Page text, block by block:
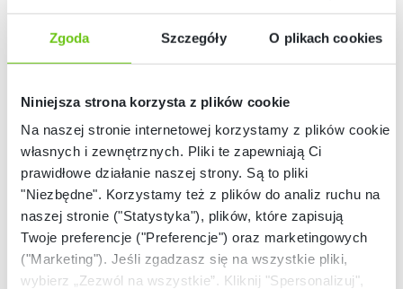
Zgoda Szczegóły O plikach cookies
Niniejsza strona korzysta z plików cookie
Na naszej stronie internetowej korzystamy z plików cookie:
własnych i zewnętrznych. Pliki te zapewniają Ci
prawidłowe działanie naszej strony. Są to pliki
"Niezbędne". Korzystamy też z plików do analiz ruchu na
naszej stronie ("Statystyka"), plików, które zapisują
Twoje preferencje ("Preferencje") oraz marketingowych
("Marketing"). Jeśli zgadzasz się na wszystkie pliki,
wybierz „Zezwól na wszystkie”. Kliknij "Spersonalizuj",